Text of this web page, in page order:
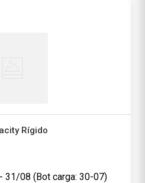
Rígido
31/08 (Bot carga: 30-07)